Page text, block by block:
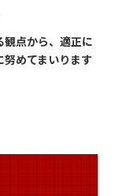
点から、適正に
めてまいります